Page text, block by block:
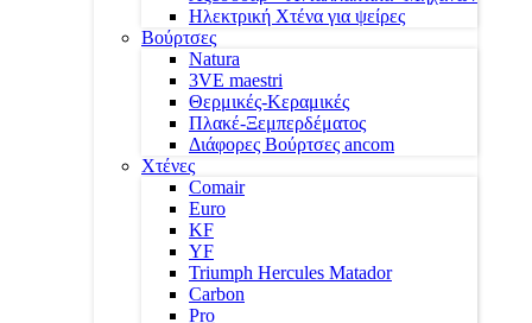
Ηλεκτρική Χτένα για ψείρες
Βούρτσες
Natura
3VE maestri
Θερμικές-Κεραμικές
Πλακέ-Ξεμπερδέματος
Διάφορες Βούρτσες ancom
Χτένες
Comair
Euro
KF
YF
Triumph Hercules Matador
Carbon
Pro